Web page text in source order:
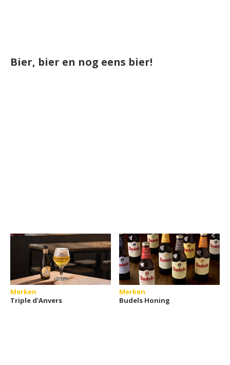
Bier, bier en nog eens bier!
Merken
Triple d'Anvers
Merken
Budels Honing